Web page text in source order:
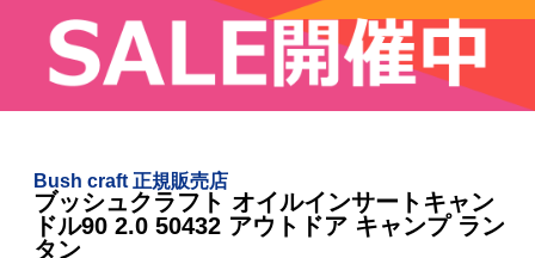
Bush craft 正規販売店
ブッシュクラフト オイルインサートキャン
ドル90 2.0 50432 アウトドア キャンプ ラン
タン